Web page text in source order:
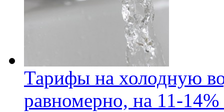
Тарифы на холодную
равномерно, на 11-14%